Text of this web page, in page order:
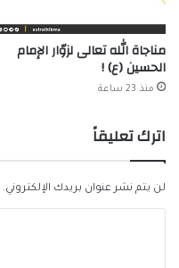
مناجاة الله تعالى لزوّار الإمام
الحسين (ع) !
منذ 23 ساعة
اترك تعليقاً
لن يتم نشر عنوان بريدك الإلكتروني.